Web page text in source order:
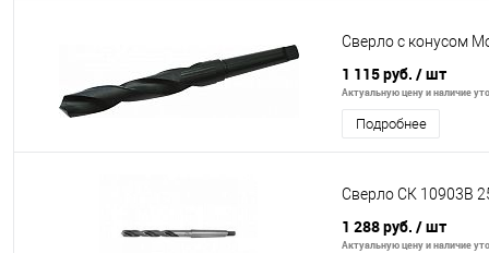
Сверло с конусом
1 115 руб. / шт
Актуальную цену и наличие
Подробнее
Сверло СК 10903В
1 288 руб. / шт
Актуальную цену и наличие